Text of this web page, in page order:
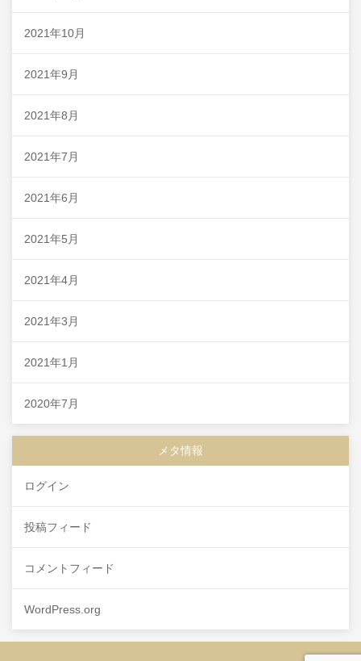
2021年10月
2021年9月
2021年8月
2021年7月
2021年6月
2021年5月
2021年4月
2021年3月
2021年1月
2020年7月
メタ情報
ログイン
投稿フィード
コメントフィード
WordPress.org